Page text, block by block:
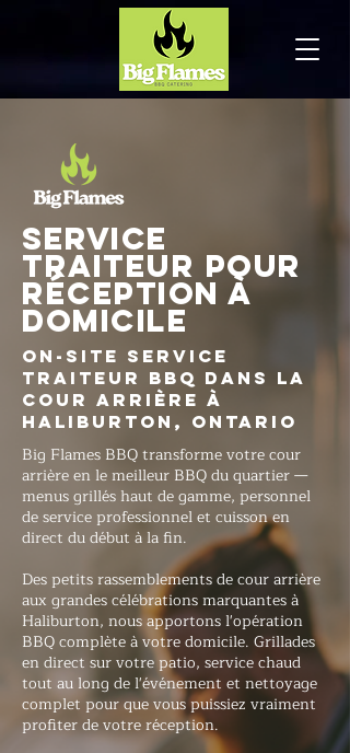
Service
traiteur pour
réception à
domicile
On-Site Service
traiteur BBQ dans la
cour arrière à
Haliburton, Ontario
Big Flames BBQ transforme votre cour
arrière en le meilleur BBQ du quartier —
menus grillés haut de gamme, personnel
de service professionnel et cuisson en
direct du début à la fin.
Des petits rassemblements de cour arrière
aux grandes célébrations marquantes à
Haliburton, nous apportons l'opération
BBQ complète à votre domicile. Grillades
en direct sur votre patio, service chaud
tout au long de l'événement et nettoyage
complet pour que vous puissiez vraiment
profiter de votre réception.